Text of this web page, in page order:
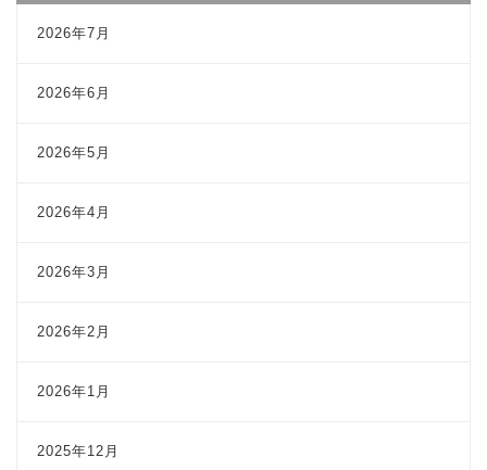
2026年7月
2026年6月
2026年5月
2026年4月
2026年3月
2026年2月
2026年1月
2025年12月